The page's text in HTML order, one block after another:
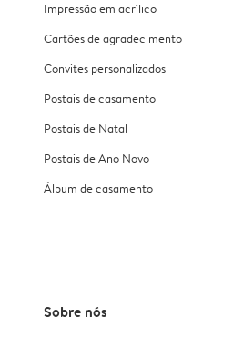
Impressão em acrílico
Cartões de agradecimento
Convites personalizados
Postais de casamento
Postais de Natal
Postais de Ano Novo
Álbum de casamento
Sobre nós